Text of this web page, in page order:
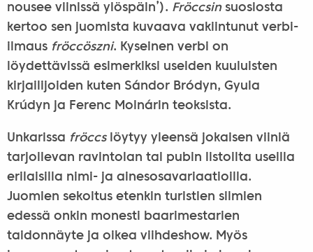
nousee viinissä ylöspäin’). Fröccsin suosiosta
kertoo sen juomista kuvaava vakiintunut verbi-
ilmaus fröccöszni. Kyseinen verbi on
löydettävissä esimerkiksi useiden kuuluisten
kirjailijoiden kuten Sándor Bródyn, Gyula
Krúdyn ja Ferenc Molnárin teoksista.
Unkarissa fröccslöytyy yleensä jokaisen viiniä
tarjoilevan ravintolan tai pubin listoilta useilla
erilaisilla nimi- ja ainesosavariaatioilla.
Juomien sekoitus etenkin turistien silmien
edessä onkin monesti baarimestarien
taidonnäyte ja oikea viihdeshow. Myös